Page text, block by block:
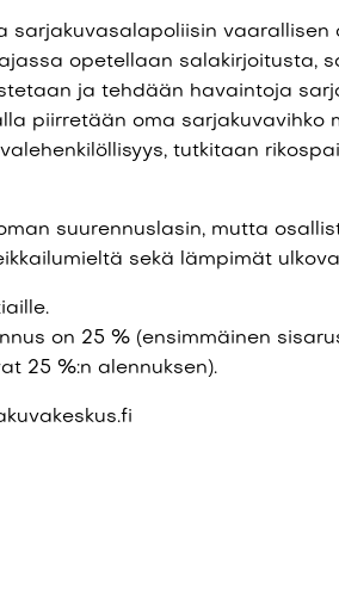
sarjakuvasalapoliisin vaarallisen
opetellaan salakirjoitusta,
ja tehdään havaintoja
piirretään oma sarjakuvavihko
tutkitaan
suurennuslasin, mutta
sekä lämpimät
on 25 % (ensimmäinen
25 %:n alennuksen).